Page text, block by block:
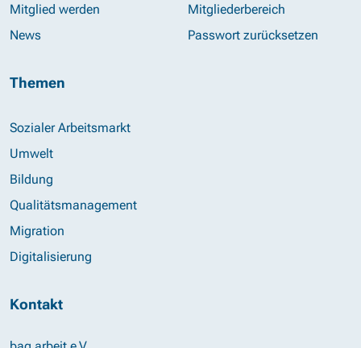
Mitglied werden
News
Mitgliederbereich
Passwort zurücksetzen
Themen
Sozialer Arbeitsmarkt
Umwelt
Bildung
Qualitätsmanagement
Migration
Digitalisierung
Kontakt